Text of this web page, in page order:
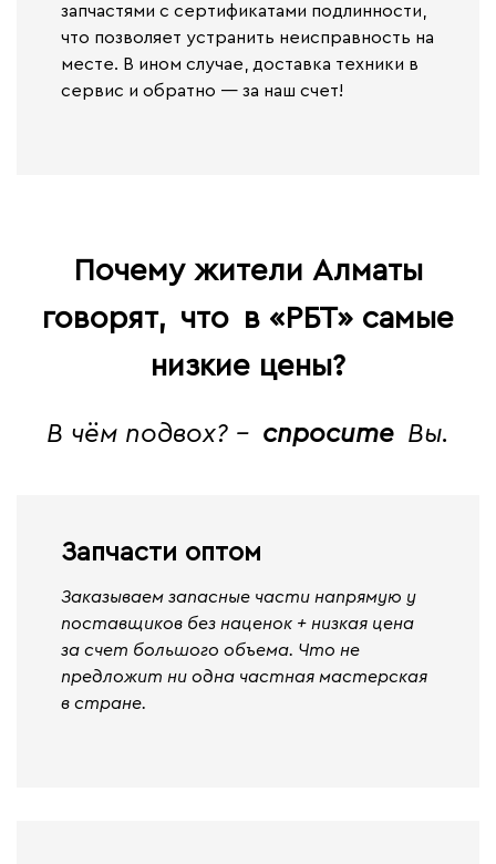
запчастями с сертификатами подлинности,
что позволяет устранить неисправность на
месте. В ином случае, доставка техники в
сервис и обратно — за наш счет!
Почему жители Алматы
говорят, что в «РБТ» самые
низкие цены?
В чём подвох? - спросите Вы.
Запчасти оптом
Заказываем запасные части напрямую у
поставщиков без наценок + низкая цена
за счет большого объема. Что не
предложит ни одна частная мастерская
в стране.